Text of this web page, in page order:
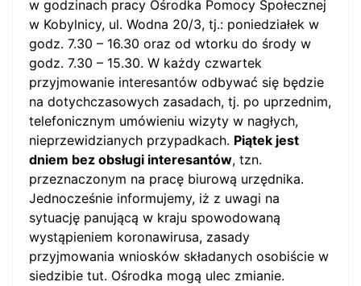
w godzinach pracy Ośrodka Pomocy Społecznej
w Kobylnicy, ul. Wodna 20/3, tj.: poniedziałek w
godz. 7.30 – 16.30 oraz od wtorku do środy w
godz. 7.30 – 15.30. W każdy czwartek
przyjmowanie interesantów odbywać się będzie
na dotychczasowych zasadach, tj. po uprzednim,
telefonicznym umówieniu wizyty w nagłych,
nieprzewidzianych przypadkach. Piątek jest
dniem bez obsługi interesantów, tzn.
przeznaczonym na pracę biurową urzędnika.
Jednocześnie informujemy, iż z uwagi na
sytuację panującą w kraju spowodowaną
wystąpieniem koronawirusa, zasady
przyjmowania wniosków składanych osobiście w
siedzibie tut. Ośrodka mogą ulec zmianie.